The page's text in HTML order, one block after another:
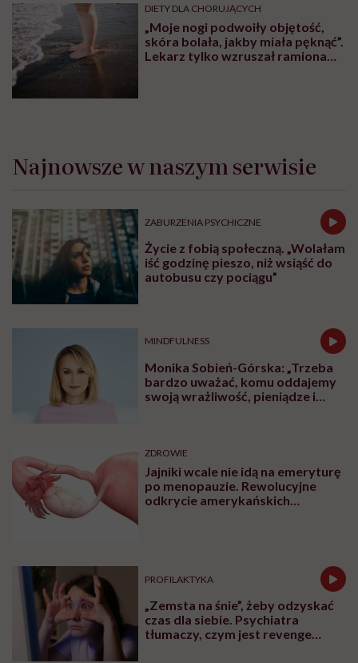
DIETY DLA CHORUJĄCYCH
„Moje nogi podwoiły objętość,
skóra bolała, jakby miała pęknąć”.
Lekarz tylko wzruszał ramionami:
Najnowsze w naszym serwisie
ZABURZENIA PSYCHICZNE
Życie z fobią społeczną. „Wolałam
iść godzinę pieszo, niż wsiąść do
autobusu czy pociągu”
MINDFULNESS
Monika Sobień-Górska: „Trzeba
bardzo uważać, komu oddajemy
swoją wrażliwość, pieniądze i
ZDROWIE
Jajniki wcale nie idą na emeryturę
po menopauzie. Rewolucyjne
odkrycie amerykańskich
PROFILAKTYKA
„Zemsta na śnie”, żeby odzyskać
czas dla siebie. Psychiatra
tłumaczy, czym jest revenge